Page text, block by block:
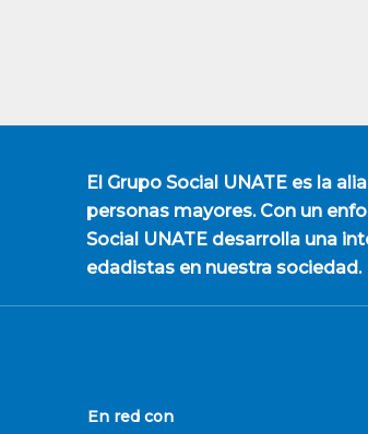
El Grupo Social UNATEes la
personas mayores. Con un
Social UNATE desarrolla una
edadistas en nuestra sociedad.
En red con